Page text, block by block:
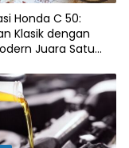
Honda C 50:
Klasik dengan
Juara Satu